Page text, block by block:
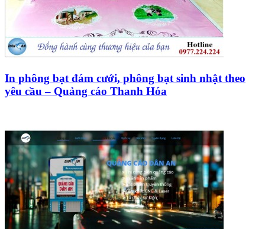
In phông bạt đám cưới, phông bạt sinh nhật theo
yêu cầu – Quảng cáo Thanh Hóa